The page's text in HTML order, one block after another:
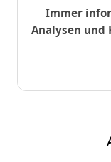
Immer
Analysen und